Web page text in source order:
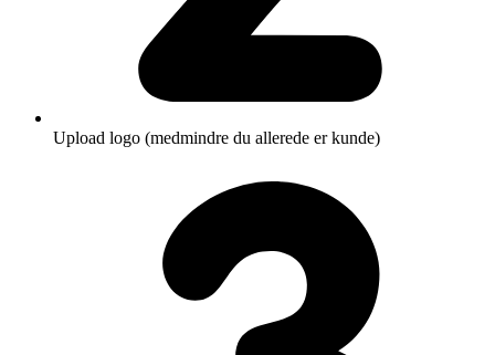
Upload logo (medmindre du allerede er kunde)